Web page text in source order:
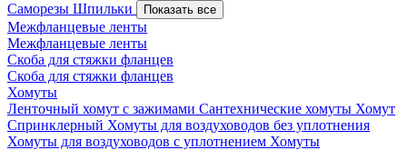
Саморезы Шпильки Показать все
Межфланцевые ленты
Межфланцевые ленты
Скоба для стяжки фланцев
Скоба для стяжки фланцев
Хомуты
Ленточный хомут с зажимами Сантехнические хомуты Хомут
Спринклерный Хомуты для воздуховодов без уплотнения
Хомуты для воздуховодов с уплотнением Хомуты